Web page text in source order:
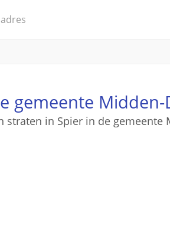
gemeente
straten in Spier in de gemeente